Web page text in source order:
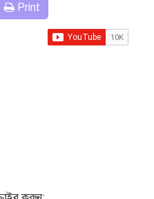
Print